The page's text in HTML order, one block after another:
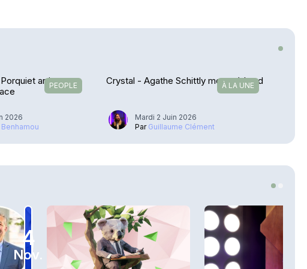
PEOPLE
arrive en
2026
À LA UNE
Crystal - Agathe Schittly monte à bord
Mardi 2 Juin 2026
Par Guillaume Clément
4
Nov.